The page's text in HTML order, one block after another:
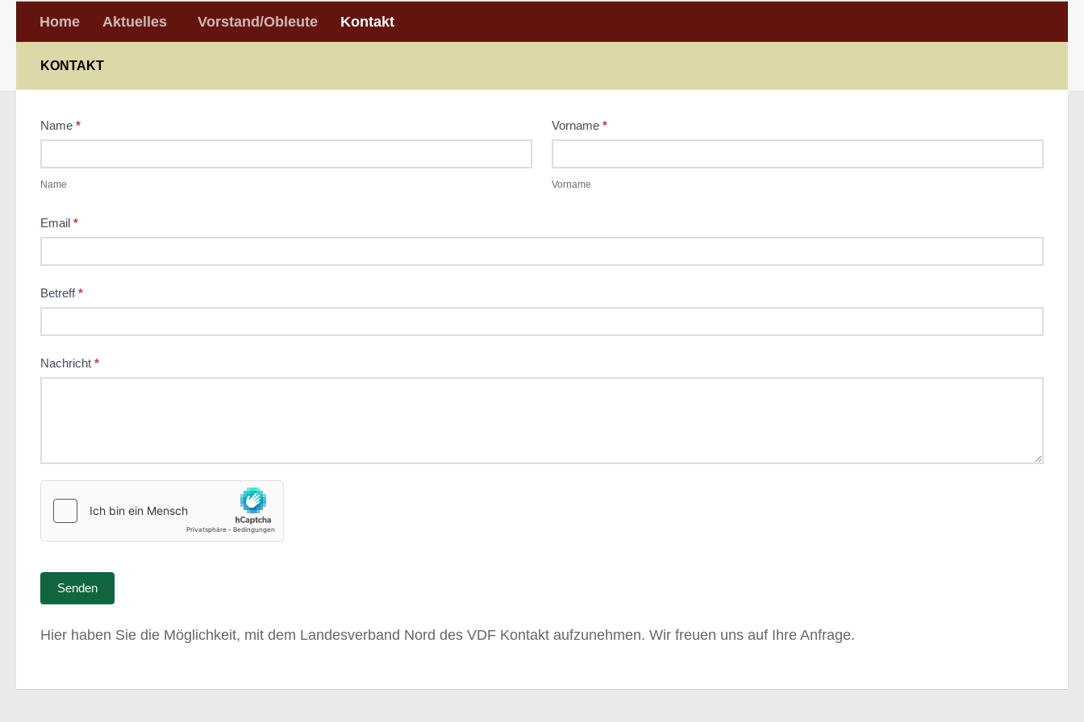
Home Aktuelles Vorstand/Obleute Kontakt
KONTAKT
Kontakt
Name *
Name
Vorname*
Vorname
Email *
Betreff*
Nachricht *
Senden
Hier haben Sie die Möglichkeit, mit dem Landesverband Nord des VDF Kontakt aufzunehmen. Wir freuen uns auf Ihre Anfrage.